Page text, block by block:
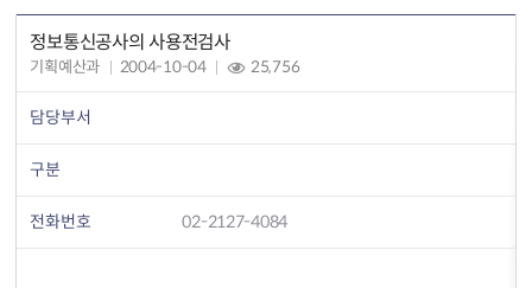
정보통신공사의 사용전검사
기획예산과 2004-10-04 25,756
담당부서
구분
전화번호 02-2127-4084